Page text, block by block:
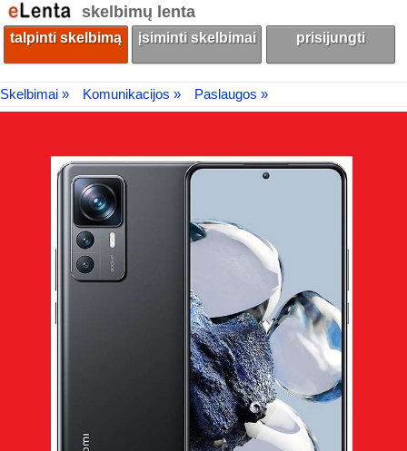
skelbimų lenta
talpinti skelbimą įsiminti skelbimai prisijungti
Skelbimai » Komunikacijos » Paslaugos »